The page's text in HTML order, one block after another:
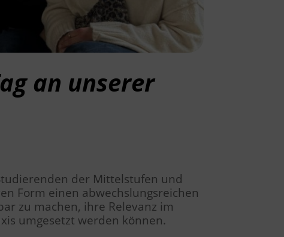
an unserer
der Mittelstufen und
Form einen abwechslungsreichen
zu machen, ihre Relevanz im
umgesetzt werden können.